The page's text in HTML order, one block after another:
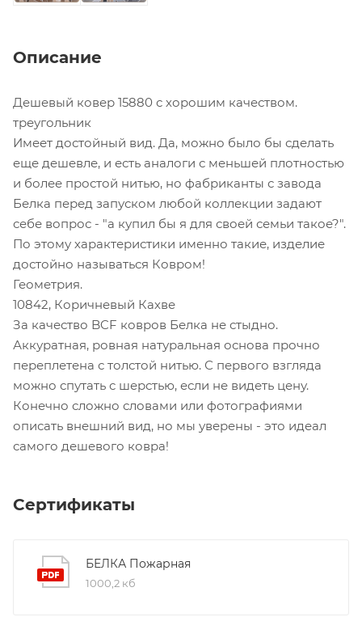
Описание
Дешевый ковер 15880 с хорошим качеством.
треугольник
Имеет достойный вид. Да, можно было бы сделать
еще дешевле, и есть аналоги с меньшей плотностью
и более простой нитью, но фабриканты с завода
Белка перед запуском любой коллекции задают
себе вопрос - "а купил бы я для своей семьи такое?".
По этому характеристики именно такие, изделие
достойно называться Ковром!
Геометрия.
10842, Коричневый Кахве
За качество BCF ковров Белка не стыдно.
Аккуратная, ровная натуральная основа прочно
переплетена с толстой нитью. С первого взгляда
можно спутать с шерстью, если не видеть цену.
Конечно сложно словами или фотографиями
описать внешний вид, но мы уверены - это идеал
самого дешевого ковра!
Сертификаты
БЕЛКА Пожарная
1000,2 кб